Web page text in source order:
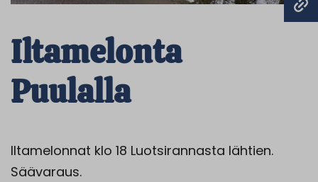
Iltamelonta
Puulalla
Iltamelonnat klo 18 Luotsirannasta lähtien.
Säävaraus.